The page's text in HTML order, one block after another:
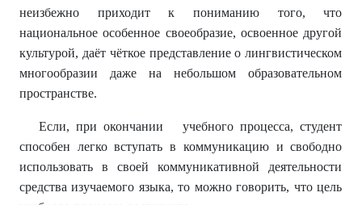
неизбежно приходит к пониманию того, что
национальное особенное своеобразие, освоенное другой
культурой, даёт чёткое представление о лингвистическом
многообразии даже на небольшом образовательном
пространстве.
Если, при окончании учебного процесса, студент
способен легко вступать в коммуникацию и свободно
использовать в своей коммуникативной деятельности
средства изучаемого языка, то можно говорить, что цель